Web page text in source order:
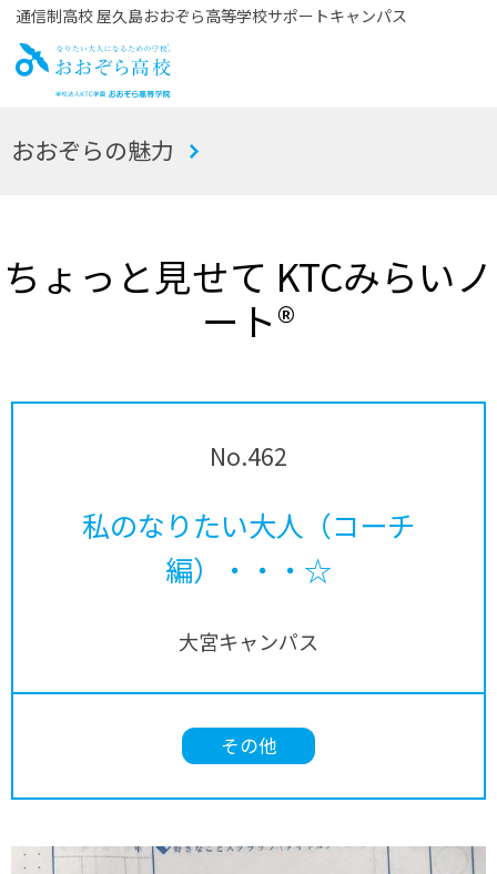
通信制高校 屋久島おおぞら高等学校サポートキャンパス
お
おおぞらの魅力
ちょっと見せて KTCみらいノ
ート®
No.462
私のなりたい大人（コーチ
編）・・・☆
大宮キャンパス
その他